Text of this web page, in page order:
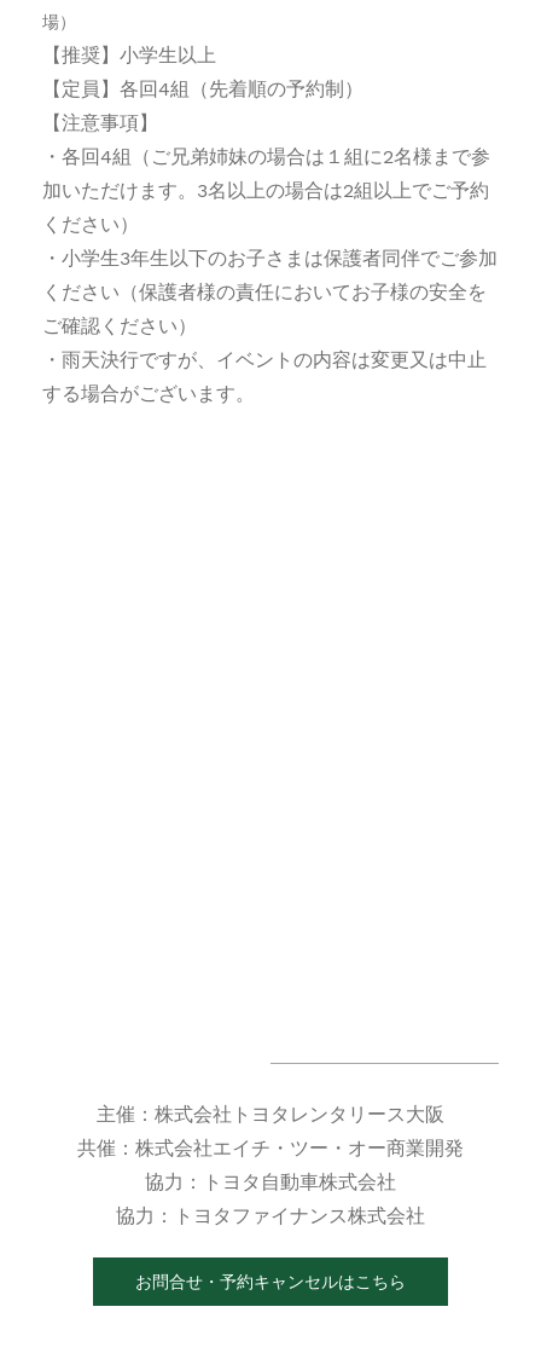
場）
【推奨】小学生以上
【定員】各回4組（先着順の予約制）
【注意事項】
・各回4組（ご兄弟姉妹の場合は１組に2名様まで参
加いただけます。3名以上の場合は2組以上でご予約
ください）
・ 小学生3年生以下のお子さまは保護者同伴でご参加
ください（保護者様の責任においてお子様の安全を
ご確認ください）
・雨天決行ですが、イベントの内容は変更又は中止
する場合がございます。
主催：株式会社トヨタレンタリース大阪
共催：株式会社エイチ・ツー・オー商業開発
協力：トヨタ自動車株式会社
協力：トヨタファイナンス株式会社
お問合せ・予約キャンセルはこちら